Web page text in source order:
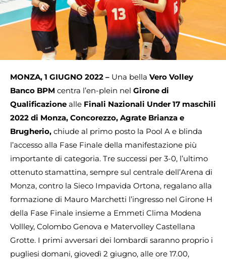
MONZA, 1 GIUGNO 2022 – Una bella Vero Volley
Banco BPM centra l’en-plein nel Girone di
Qualificazione alle Finali Nazionali Under 17 maschili
2022 di Monza, Concorezzo, Agrate Brianza e
Brugherio, chiude al primo posto la Pool A e blinda
l’accesso alla Fase Finale della manifestazione più
importante di categoria. Tre successi per 3-0, l’ultimo
ottenuto stamattina, sempre sul centrale dell’Arena di
Monza, contro la Sieco Impavida Ortona, regalano alla
formazione di Mauro Marchetti l’ingresso nel Girone H
della Fase Finale insieme a Emmeti Clima Modena
Vollley, Colombo Genova e Matervolley Castellana
Grotte. I primi avversari dei lombardi saranno proprio i
pugliesi domani, giovedì 2 giugno, alle ore 17.00,